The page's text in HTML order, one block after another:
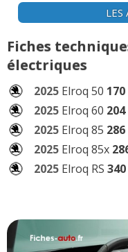
LES
Fiches
électriques
2025 Elroq 50
2025 Elroq 60
2025 Elroq 85
2025 Elroq 85x
2025 Elroq RS